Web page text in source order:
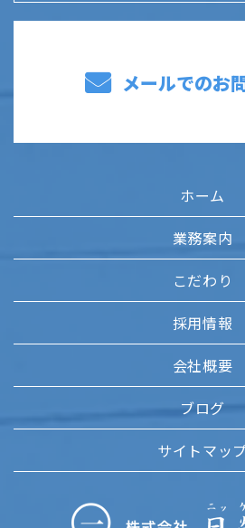
メールでのお
ホーム
業務案内
こだわり
採用情報
会社概要
ブログ
サイトマッ